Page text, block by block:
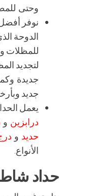
وحتى
نوفر
الدوحة
للمظلات
لتجديد
جديدة
جديد
يعمل
درابزين و
حديد و
الأنواع.
حداد